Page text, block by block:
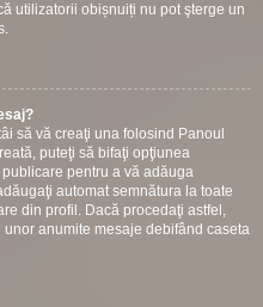
utilizatorii obișnuiți nu pot şterge un
să vă creaţi una folosind Panoul
puteţi să bifaţi opţiunea
pentru a vă adăuga
automat semnătura la toate
din profil. Dacă procedaţi astfel,
anumite mesaje debifând caseta